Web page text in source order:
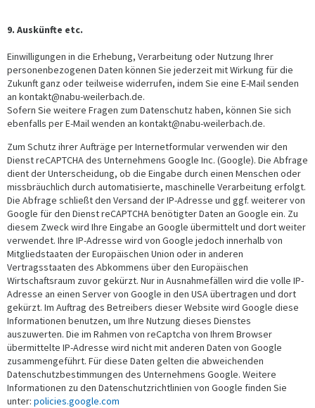
9. Auskünfte etc.
Einwilligungen in die Erhebung, Verarbeitung oder Nutzung Ihrer
personenbezogenen Daten können Sie jederzeit mit Wirkung für die
Zukunft ganz oder teilweise widerrufen, indem Sie eine E-Mail senden
an kontakt@nabu-weilerbach.de.
Sofern Sie weitere Fragen zum Datenschutz haben, können Sie sich
ebenfalls per E-Mail wenden an kontakt@nabu-weilerbach.de.
Zum Schutz ihrer Aufträge per Internetformular verwenden wir den
Dienst reCAPTCHA des Unternehmens Google Inc. (Google). Die Abfrage
dient der Unterscheidung, ob die Eingabe durch einen Menschen oder
missbräuchlich durch automatisierte, maschinelle Verarbeitung erfolgt.
Die Abfrage schließt den Versand der IP-Adresse und ggf. weiterer von
Google für den Dienst reCAPTCHA benötigter Daten an Google ein. Zu
diesem Zweck wird Ihre Eingabe an Google übermittelt und dort weiter
verwendet. Ihre IP-Adresse wird von Google jedoch innerhalb von
Mitgliedstaaten der Europäischen Union oder in anderen
Vertragsstaaten des Abkommens über den Europäischen
Wirtschaftsraum zuvor gekürzt. Nur in Ausnahmefällen wird die volle IP-
Adresse an einen Server von Google in den USA übertragen und dort
gekürzt. Im Auftrag des Betreibers dieser Website wird Google diese
Informationen benutzen, um Ihre Nutzung dieses Dienstes
auszuwerten. Die im Rahmen von reCaptcha von Ihrem Browser
übermittelte IP-Adresse wird nicht mit anderen Daten von Google
zusammengeführt. Für diese Daten gelten die abweichenden
Datenschutzbestimmungen des Unternehmens Google. Weitere
Informationen zu den Datenschutzrichtlinien von Google finden Sie
unter: policies.google.com